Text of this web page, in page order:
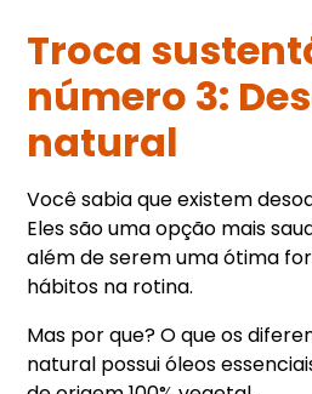
Troca
número 3:
natural
Você sabia que existem
Eles são uma opção mais
além de serem uma ótima
hábitos na rotina.
Mas por que? O que os
natural possui óleos